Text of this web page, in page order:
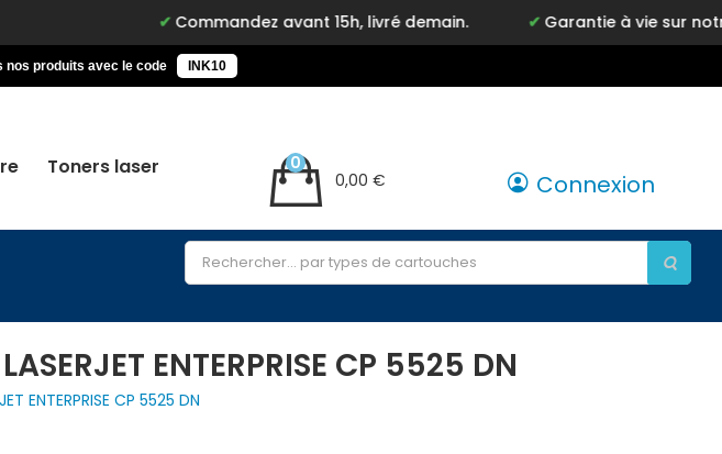
Commandez avant 15h, livré demain. Garantie à vie sur notre
nos produits avec le code INK10
Toners laser
0,00 €
0
Connexion
ENTERPRISE CP 5525 DN
ENTERPRISE CP 5525 DN